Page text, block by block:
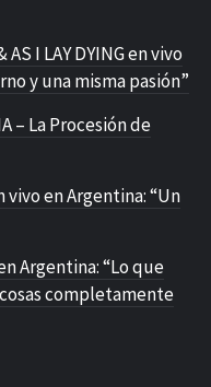
AS I LAY DYING en vivo
y una misma pasión”
– La Procesión de
vivo en Argentina: “Un
Argentina: “Lo que
completamente